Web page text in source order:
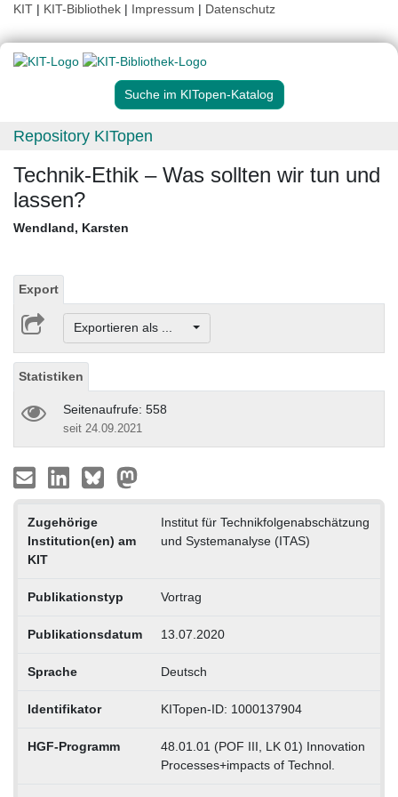
KIT | KIT-Bibliothek | Impressum | Datenschutz
Suche im KITopen-Katalog
Repository KITopen
Technik-Ethik – Was sollten wir tun und
lassen?
Wendland, Karsten
Export
Exportieren als ...
Statistiken
Seitenaufrufe: 558
seit 24.09.2021
Zugehörige
Institution(en) am
KIT
Institut für Technikfolgenabschätzung
und Systemanalyse (ITAS)
Publikationstyp Vortrag
Publikationsdatum 13.07.2020
Sprache Deutsch
Identifikator KITopen-ID: 1000137904
HGF-Programm
48.01.01 (POF III, LK 01) Innovation
Processes+impacts of Technol.